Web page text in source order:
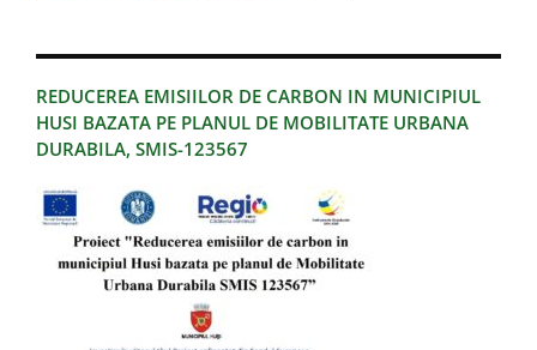
REDUCEREA EMISIILOR DE CARBON IN MUNICIPIUL
HUSI BAZATA PE PLANUL DE MOBILITATE URBANA
DURABILA, SMIS-123567